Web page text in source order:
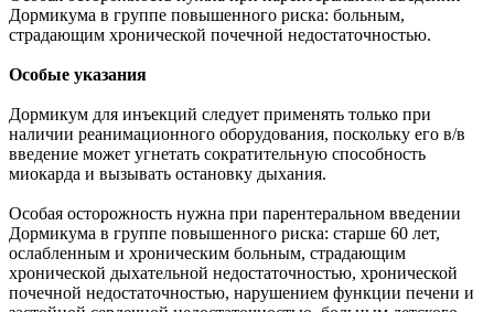
Дормикума в группе повышенного риска: больным,
страдающим хронической почечной недостаточностью.
Особые указания
Дормикум для инъекций следует применять только при
наличии реанимационного оборудования, поскольку его в/в
введение может угнетать сократительную способность
миокарда и вызывать остановку дыхания.
Особая осторожность нужна при парентеральном введении
Дормикума в группе повышенного риска: старше 60 лет,
ослабленным и хроническим больным, страдающим
хронической дыхательной недостаточностью, хронической
почечной недостаточностью, нарушением функции печени и